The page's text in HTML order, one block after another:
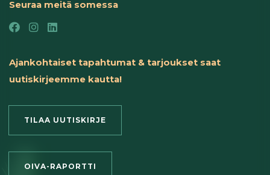
Seuraa meitä somessa
Ajankohtaiset tapahtumat & tarjoukset saat
uutiskirjeemme kautta!
TILAA UUTISKIRJE
OIVA-RAPORTTI